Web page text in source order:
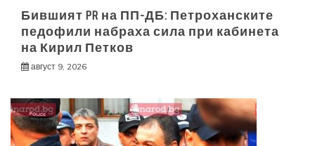
Бившият PR на ПП-ДБ: Петроханските
педофили набраха сила при кабинета
на Кирил Петков
август 9, 2026